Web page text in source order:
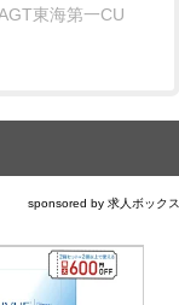
東海第一CU
sponsored by 求人ボックス